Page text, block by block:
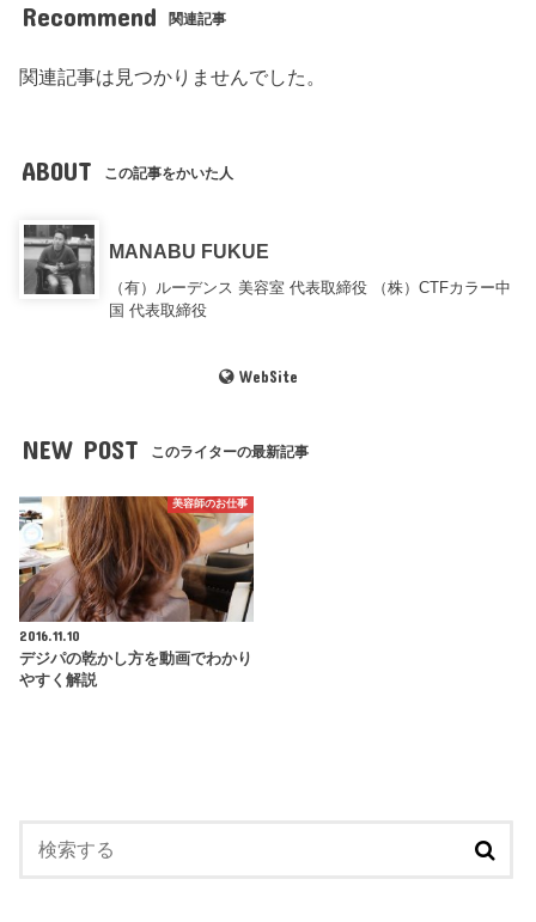
Recommend 関連記事
関連記事は見つかりませんでした。
ABOUT この記事をかいた人
MANABU FUKUE
（有）ルーデンス 美容室 代表取締役 （株）CTFカラー中
国 代表取締役
WebSite
NEW POST このライターの最新記事
美容師のお仕事
2016.11.10
デジパの乾かし方を動画でわかり
やすく解説